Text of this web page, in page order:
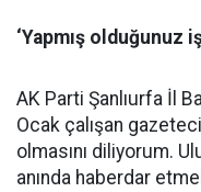
‘Yapmış olduğunuz
AK Parti Şanlıurfa İl
Ocak çalışan
olmasını diliyorum.
anında haberdar